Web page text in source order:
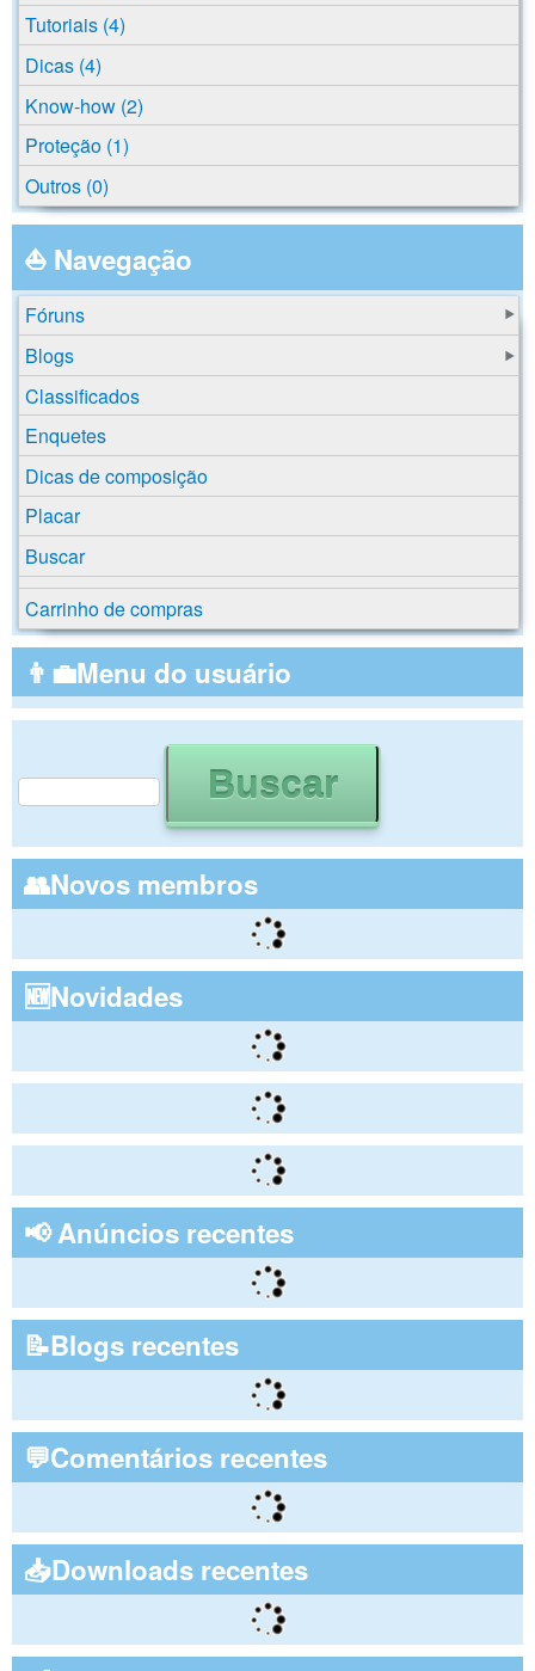
Tutoriais (4)
Dicas (4)
Know-how (2)
Proteção (1)
Outros (0)
⛵ Navegação
Fóruns
Blogs
Classificados
Enquetes
Dicas de composição
Placar
Buscar
Carrinho de compras
👨‍💼Menu do usuário
Formulário de busca
👥Novos membros
🆕Novidades
📢 Anúncios recentes
📝Blogs recentes
💬Comentários recentes
📥Downloads recentes